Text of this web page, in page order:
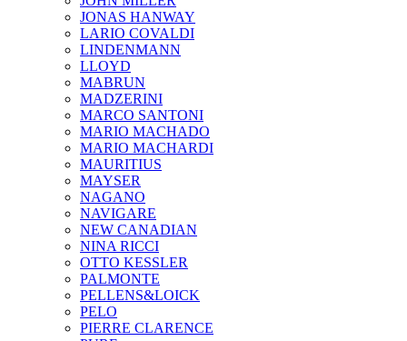
JONAS HANWAY
LARIO COVALDI
LINDENMANN
LLOYD
MABRUN
MADZERINI
MARCO SANTONI
MARIO MACHADO
MARIO MACHARDI
MAURITIUS
MAYSER
NAGANO
NAVIGARE
NEW CANADIAN
NINA RICCI
OTTO KESSLER
PALMONTE
PELLENS&LOICK
PELO
PIERRE CLARENCE